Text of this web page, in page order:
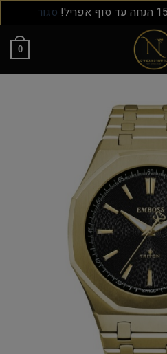
סגור
0